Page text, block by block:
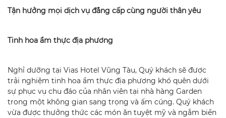
Tận hưởng mọi dịch vụ đẳng cấp cùng người thân yêu
Tinh hoa ẩm thực địa phương
Nghỉ dưỡng tại Vias Hotel Vũng Tàu, Quý khách sẽ được
trải nghiệm tinh hoa ẩm thực địa phương khó quên dưới
sự phục vụ chu đáo của nhân viên tại nhà hàng Garden
trong một không gian sang trọng và ấm cúng. Quý khách
vừa được thưởng thức các món ăn tuyệt mỹ và ngắm biển